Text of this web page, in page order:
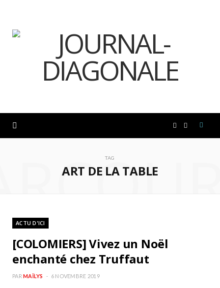
TAG
ART DE LA TABLE
ACTU D'ICI
[COLOMIERS] Vivez un Noël
enchanté chez Truffaut
PAR MAÏLYS 6 NOVEMBRE 2019